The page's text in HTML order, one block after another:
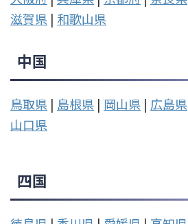
滋賀県 | 和歌山県
中国
鳥取県 | 島根県 | 岡山県 | 広島県
山口県
四国